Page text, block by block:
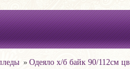
Одеяло х/б байк 90/112см